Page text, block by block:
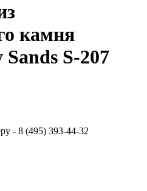
камня
S-207
- 8 (495) 393-44-32